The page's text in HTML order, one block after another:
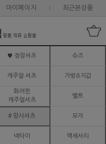
마이페이지 최근본상품
♥ 정장셔츠 슈즈
캐주얼 셔츠 가방&지갑
화려한
캐주얼셔츠
벨트
# 망사셔츠 모자
넥타이 액세서리